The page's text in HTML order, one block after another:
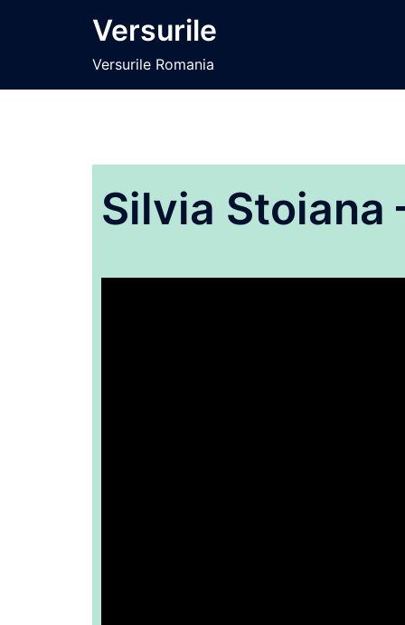
Versurile
Versurile Romania
Silvia Stoiana